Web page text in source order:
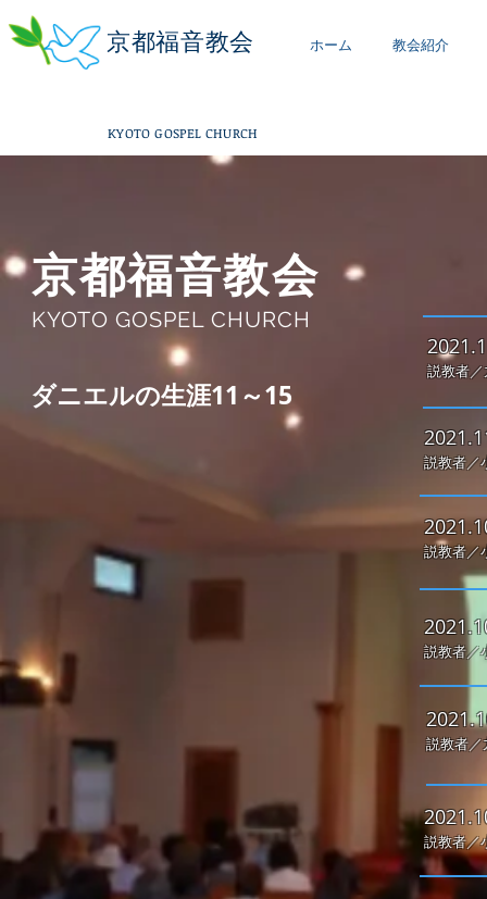
京都福音教会 ホーム 教会紹介
KYOTO GOSPEL CHURCH
京都福音教会
KYOTO GOSPEL CHURCH
ダニエルの生涯11～15
説教者
説教者／
説教者／
説教者／
説教者／
説教者／